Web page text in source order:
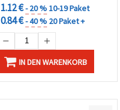
1.12 €- 20 %10-19 Paket
0.84 €- 40 % 20 Paket +
IN DEN WARENKORB